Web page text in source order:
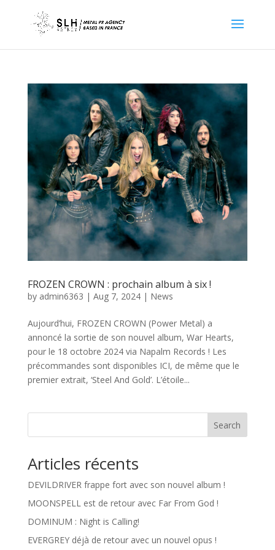
FROZEN CROWN : prochain album à six !
by admin6363 | Aug 7, 2024| News
Aujourd’hui, FROZEN CROWN (Power Metal) a
annoncé la sortie de son nouvel album, War Hearts,
pour le 18 octobre 2024 via Napalm Records ! Les
précommandes sont disponibles ICI, de même que le
premier extrait, ‘Steel And Gold’. L’étoile...
Search
Articles récents
DEVILDRIVER frappe fort avec son nouvel album !
MOONSPELL est de retour avec Far From God !
DOMINUM : Night is Calling!
EVERGREY déjà de retour avec un nouvel opus !